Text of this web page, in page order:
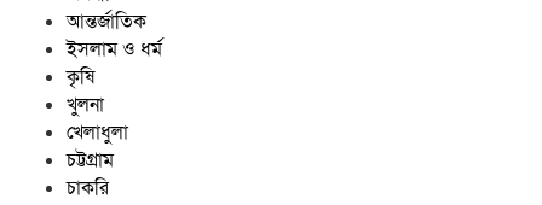
আন্তর্জাতিক
ইসলাম ও ধর্ম
কৃষি
খুলনা
খেলাধুলা
চট্টগ্রাম
চাকরি